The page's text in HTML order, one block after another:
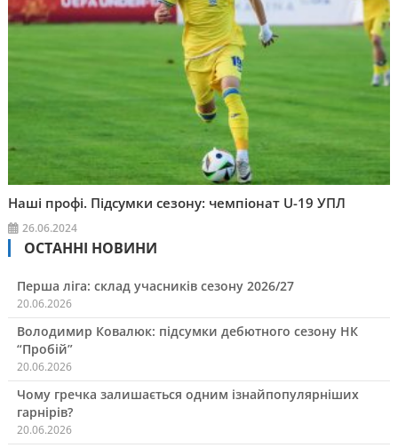
Наші профі. Підсумки сезону: чемпіонат U-19 УПЛ
26.06.2024
ОСТАННІ НОВИНИ
Перша ліга: склад учасників сезону 2026/27
20.06.2026
Володимир Ковалюк: підсумки дебютного сезону НК
“Пробій”
20.06.2026
Чому гречка залишається одним ізнайпопулярніших
гарнірів?
20.06.2026